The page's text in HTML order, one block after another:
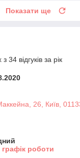
Показати ще
34 відгуків за рік
26, Київ,
роботи